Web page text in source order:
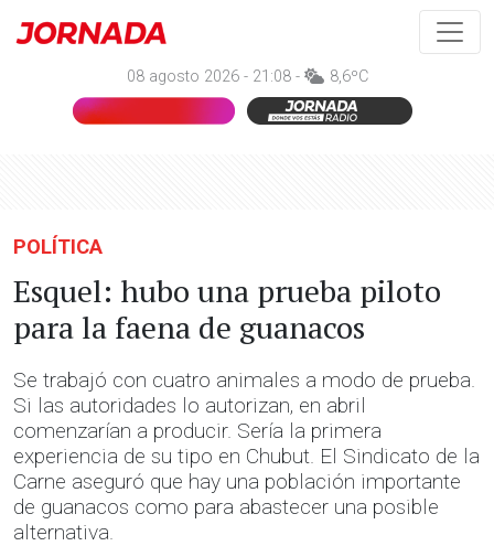
08 agosto 2026 - 21:08 - 8,6ºC
POLÍTICA
Esquel: hubo una prueba piloto
para la faena de guanacos
Se trabajó con cuatro animales a modo de prueba.
Si las autoridades lo autorizan, en abril
comenzarían a producir. Sería la primera
experiencia de su tipo en Chubut. El Sindicato de la
Carne aseguró que hay una población importante
de guanacos como para abastecer una posible
alternativa.